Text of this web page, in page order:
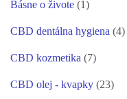
Básne o živote (1)
CBD dentálna hygiena (4)
CBD kozmetika (7)
CBD olej - kvapky (23)